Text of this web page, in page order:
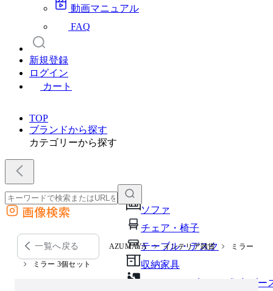
動画マニュアル
FAQ
新規登録
ログイン
カート
TOP
ブランドから探す
カテゴリーから探す
ソファ
チェア・椅子
テーブル・デスク
収納家具
パーソナルブース・集中ブー
外部サイトの商品をカートに追加
他のサイトで見つけた商品ページのURLを貼り付けて、カートに追加できます
画像検索
一覧へ戻る AZUMAYA インテリア雑貨 ミラー
ミラー 3個セット